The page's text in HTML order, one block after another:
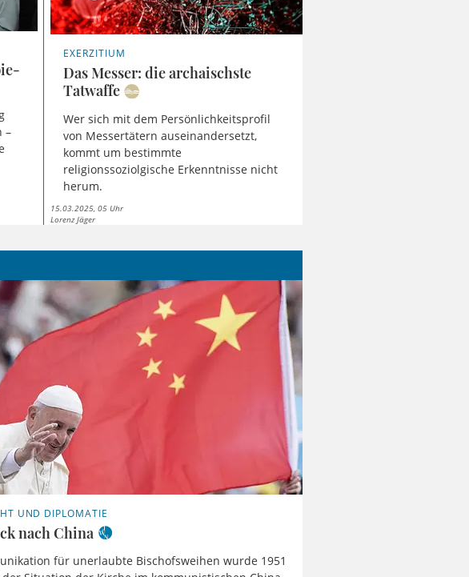
–
EXERZITIUM
Das Messer: die archaischste
Tatwaffe
Wer sich mit dem Persönlichkeitsprofil
von Messertätern auseinandersetzt,
kommt um bestimmte
religionssoziolgische Erkenntnisse nicht
herum.
15.03.2025, 05 Uhr
Lorenz Jäger
UND DIPLOMATIE
nach China
für unerlaubte Bischofsweihen wurde 1951